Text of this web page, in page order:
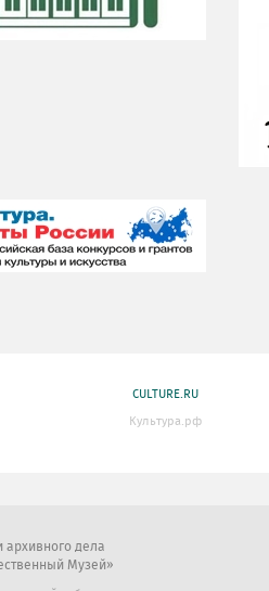
CULTURE.RU
Культура.рф
архивного дела
Музей»